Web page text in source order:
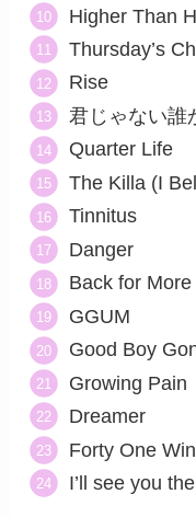
Higher Than
Thursday’s
Rise
君じゃない誰
Quarter Life
The Killa (I
Tinnitus
Danger
Back for
GGUM
Good Boy
Growing Pain
Dreamer
Forty One
I’ll see you